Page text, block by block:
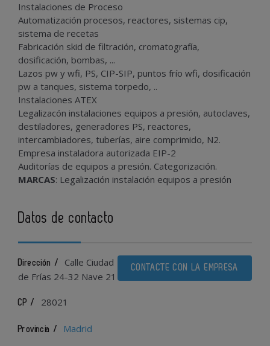
Instalaciones de Proceso
Automatización procesos, reactores, sistemas cip,
sistema de recetas
Fabricación skid de filtración, cromatografía,
dosificación, bombas, ...
Lazos pw y wfi, PS, CIP-SIP, puntos frío wfi, dosificación
pw a tanques, sistema torpedo, ..
Instalaciones ATEX
Legalizacón instalaciones equipos a presión, autoclaves,
destiladores, generadores PS, reactores,
intercambiadores, tuberías, aire comprimido, N2.
Empresa instaladora autorizada EIP-2
Auditorías de equipos a presión. Categorización.
MARCAS: Legalización instalación equipos a presión
Datos de contacto
CONTACTE CON LA EMPRESA
Dirección /
Calle Ciudad
de Frías 24-32 Nave 21
CP / 28021
Provincia / Madrid